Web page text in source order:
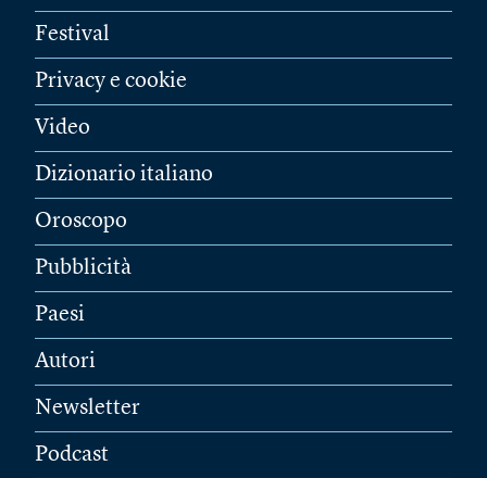
Festival
Privacy e cookie
Video
Dizionario italiano
Oroscopo
Pubblicità
Paesi
Autori
Newsletter
Podcast